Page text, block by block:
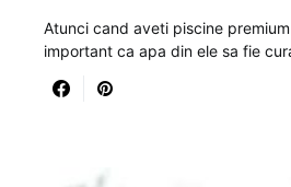
Atunci cand aveti piscine
important ca apa din ele sa fie